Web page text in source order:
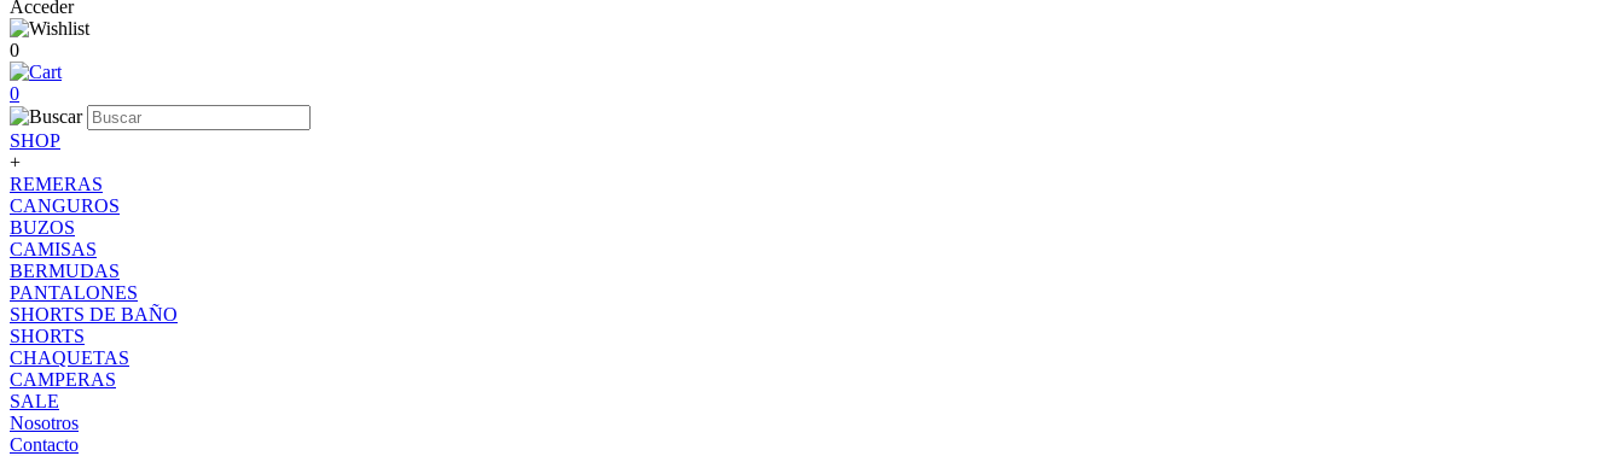
Acceder
0
0
SHOP
+
REMERAS
CANGUROS
BUZOS
CAMISAS
BERMUDAS
PANTALONES
SHORTS DE BAÑO
SHORTS
CHAQUETAS
CAMPERAS
SALE
Nosotros
Contacto